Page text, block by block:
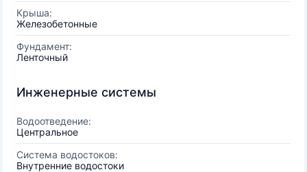
Крыша:
Железобетонные
Фундамент:
Ленточный
Инженерные системы
Водоотведение:
Центральное
Система водостоков:
Внутренние водостоки